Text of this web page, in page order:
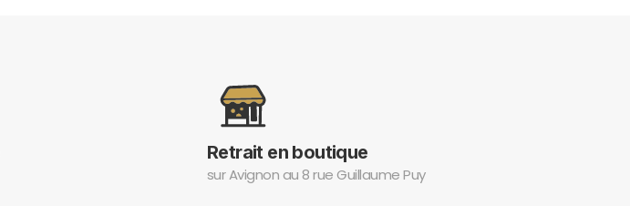
Retrait en boutique
sur Avignon au 8 rue Guillaume Puy